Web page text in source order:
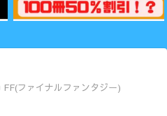
FF(ファイナルファンタジー)